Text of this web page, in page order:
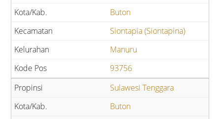
Buton
Siontapia (Siontapina)
Manuru
93756
Sulawesi Tenggara
Buton